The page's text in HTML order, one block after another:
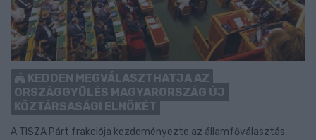
KEDDEN MEGVÁLASZTHATJA AZ
ORSZÁGGYŰLÉS MAGYARORSZÁG ÚJ
KÖZTÁRSASÁGI ELNÖKÉT
A TISZA Párt frakciója kezdeményezte az államfőválasztás